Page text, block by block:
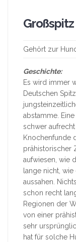
Großspitz
Gehört zur
Geschichte:
Es wird immer
Deutschen
abstamme.
schwer
Knochenfunde
prähistorischer
aufwiesen, wie
lange nicht,
aussahen.
schon recht
Regionen der
von einer
sehr
hat für solche